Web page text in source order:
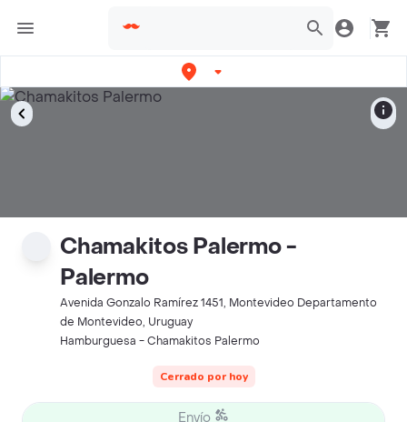
Chamakitos Palermo -
Palermo
Avenida Gonzalo Ramírez 1451, Montevideo Departamento
de Montevideo, Uruguay
Hamburguesa - Chamakitos Palermo
Cerrado por hoy
Envío